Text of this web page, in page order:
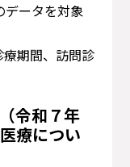
データを対象
期間、訪問診
令和７年
療につい